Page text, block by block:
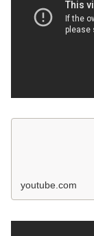
youtube.com